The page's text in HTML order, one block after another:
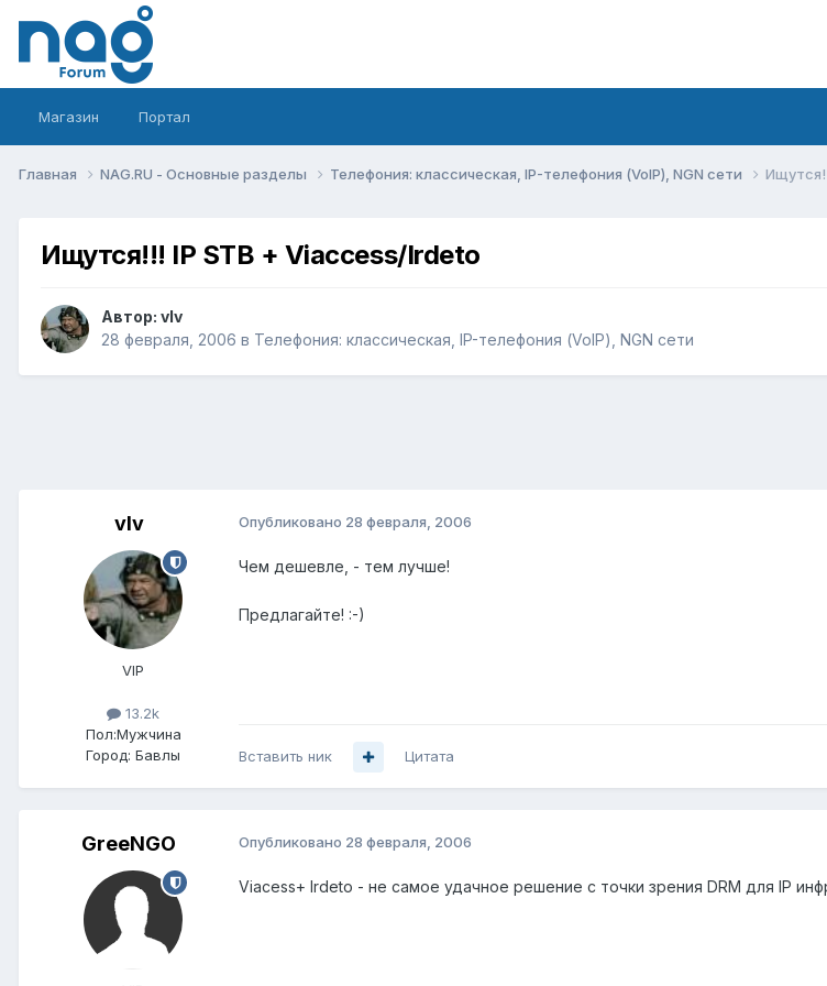
Магазин Портал
Главная NAG.RU - Основные разделы Телефония: классическая, IP-телефония (VoIP), NGN сети
Ищутся!!! IP STB + Viaccess/Irdeto
Автор: vIv
28 февраля, 2006 в Телефония: классическая, IP-телефония (VoIP), NGN сети
vIv
VIP
13.2k
Пол:Мужчина
Город: Бавлы
Опубликовано 28 февраля, 2006
Чем дешевле, - тем лучше!
Предлагайте! :-)
Вставить ник Цитата
GreeNGO Опубликовано 28 февраля, 2006
Viacess+ Irdeto - не самое удачное решение с точки зрения DRM для lP